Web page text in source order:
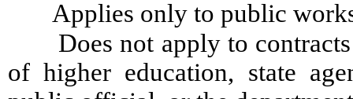
Applies only to public
Does not apply to
of higher education, state